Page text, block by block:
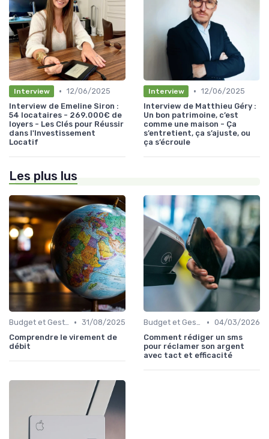
Interview • 12/06/2025
Interview de Emeline Siron :
54 locataires - 269.000€ de
loyers - Les Clés pour Réussir
dans l'Investissement
Locatif
Interview • 12/06/2025
Interview de Matthieu Géry :
Un bon patrimoine, c’est
comme une maison - Ça
s’entretient, ça s’ajuste, ou
ça s’écroule
Les plus lus
Budget et Gestion des Finances Personnelles • 31/08/2025
Comprendre le virement de
débit
Budget et Gestion des Finances Personnelles • 04/03/2026
Comment rédiger un sms
pour réclamer son argent
avec tact et efficacité